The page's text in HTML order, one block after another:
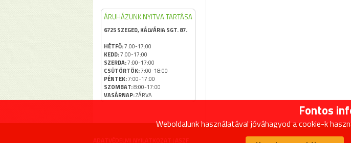
ÁRUHÁZUNK NYITVA TARTÁSA
6725 SZEGED, KÁLVÁRIA SGT. 87.
HÉTFŐ:7:00-17:00
KEDD:7:00-17:00
SZERDA:7:00-17:00
CSÜTÖRTÖK:7:00-18:00
PÉNTEK:7:00-17:00
SZOMBAT:8:00-17:00
VASÁRNAP:ZÁRVA
ADATVÉDELMI NYILATKOZAT ASZF
Fontos
Weboldalunk használatával jóváhagyod a cookie-k